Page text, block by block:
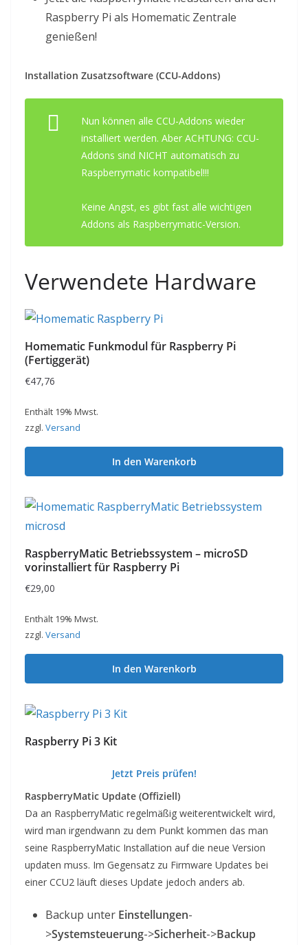
Raspberry Pi als Homematic Zentrale
genießen!
Installation Zusatzsoftware (CCU-Addons)
Nun können alle CCU-Addons wieder
installiert werden. Aber ACHTUNG: CCU-
Addons sind NICHT automatisch zu
Raspberrymatic kompatibel!!!
Keine Angst, es gibt fast alle wichtigen
Addons als Raspberrymatic-Version.
Verwendete Hardware
Homematic Funkmodul für Raspberry Pi
(Fertiggerät)
€47,76
Enthält 19% Mwst.
zzgl. Versand
In den Warenkorb
RaspberryMatic Betriebssystem – microSD
vorinstalliert für Raspberry Pi
€29,00
Enthält 19% Mwst.
zzgl. Versand
In den Warenkorb
Raspberry Pi 3 Kit
Jetzt Preis prüfen!
RaspberryMatic Update (Offiziell)
Da an RaspberryMatic regelmäßig weiterentwickelt wird,
wird man irgendwann zu dem Punkt kommen das man
seine RaspberryMatic Installation auf die neue Version
updaten muss. Im Gegensatz zu Firmware Updates bei
einer CCU2 läuft dieses Update jedoch anders ab.
Backup unter Einstellungen-
>Systemsteuerung->Sicherheit->Backup